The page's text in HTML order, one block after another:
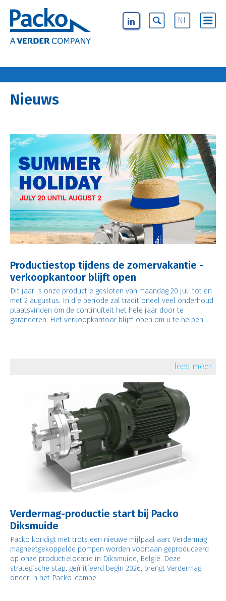
NL
Nieuws
Productiestop tijdens de zomervakantie -
verkoopkantoor blijft open
Dit jaar is onze productie gesloten van maandag 20 juli tot en
met 2 augustus. In die periode zal traditioneel veel onderhoud
plaatsvinden om de continuïteit het hele jaar door te
garanderen. Het verkoopkantoor blijft open om u te helpen ...
lees meer
Verdermag-productie start bij Packo
Diksmuide
Packo kondigt met trots een nieuwe mijlpaal aan: Verdermag
magneetgekoppelde pompen worden voortaan geproduceerd
op onze productielocatie in Diksmuide, België. Deze
strategische stap, geïnitieerd begin 2026, brengt Verdermag
onder in het Packo-compe ...